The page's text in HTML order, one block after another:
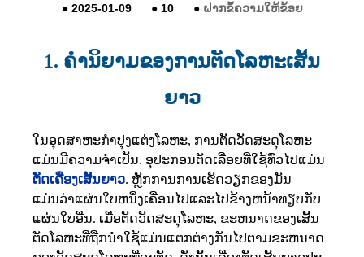
● 2025-01-09 ● 10 ● ຝາກຂໍ້ຄວາມໃຫ້ຂ້ອຍ
1. ຄໍານິຍາມຂອງການຕັດໂລຫະເສັ້ນ
ຍາວ
ໃນອຸດສາຫະກໍາປຸງແຕ່ງໂລຫະ, ການຕັດວັດສະດຸໂລຫະ
ແມ່ນມີຄວາມຈໍາເປັນ. ອຸປະກອນຕັດເລື່ອຍທີ່ໃຊ້ທົ່ວໄປແມ່ນ
ຕັດເຄື່ອງເສັ້ນຍາວ. ຫຼັກການການເຮັດວຽກຂອງມັນ
ແມ່ນວ່າແຜ່ນໃບຫນຶ່ງເຄື່ອນໄປແລະໄປຂ້າງຫນ້າທຽບກັບ
ແຜ່ນໃບອື່ນ. ເມື່ອຕັດວັດສະດຸໂລຫະ, ຂະຫນາດຂອງເສັ້ນ
ຕັດໂລຫະທີ່ຖືກນໍາໃຊ້ແມ່ນແຕກຕ່າງກັນໄປຕາມຂະຫນາດ